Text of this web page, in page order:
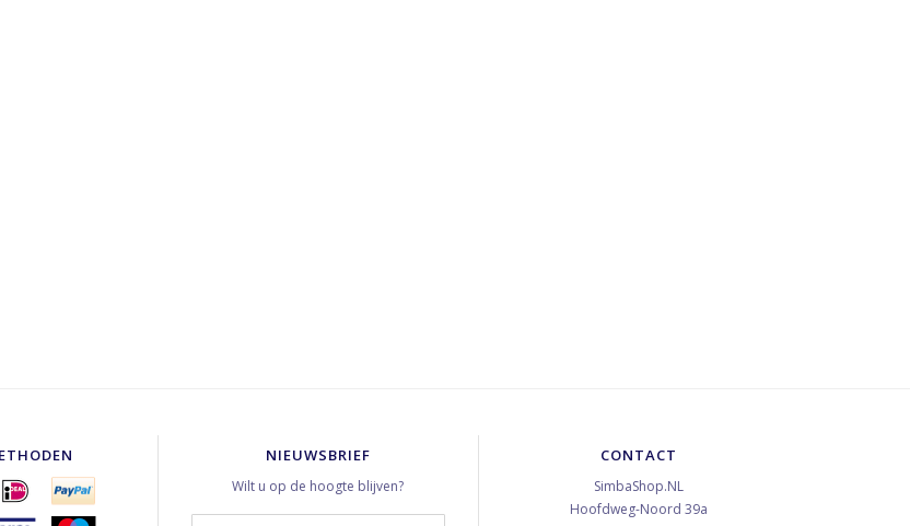
NIEUWSBRIEF
Wilt u op de hoogte blijven?
CONTACT
SimbaShop.NL
Hoofdweg-Noord 39a